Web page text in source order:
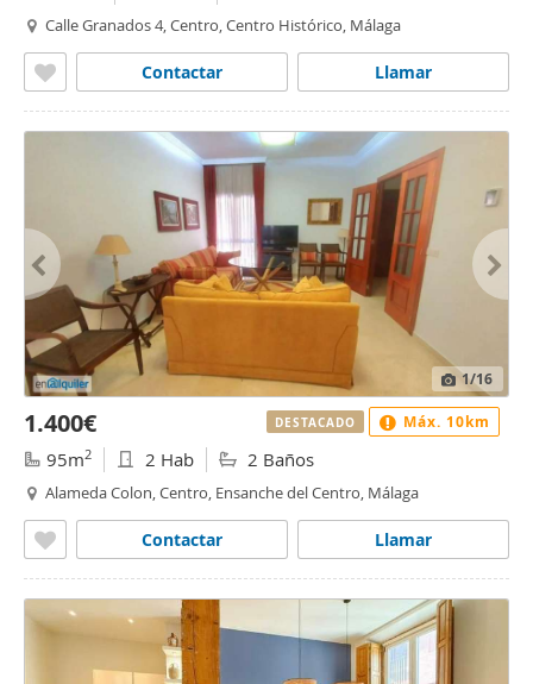
Calle Granados 4, Centro, Centro Histórico, Málaga
Llamar
Contactar
1/16
1.400€
95m2 2 Hab 2 Baños
Alameda Colon, Centro, Ensanche del Centro, Málaga
Llamar
Contactar
DESTACADO Máx. 10km